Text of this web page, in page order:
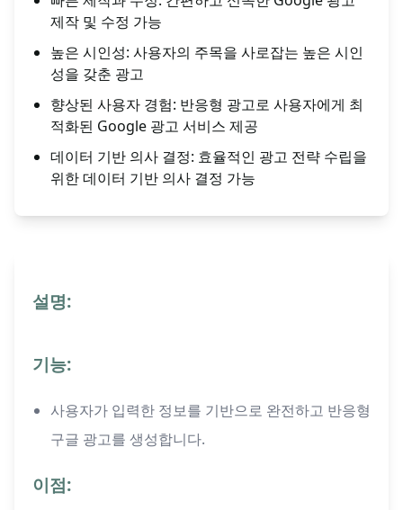
제작 및 수정 가능
높은 시인성: 사용자의 주목을 사로잡는 높은 시인
성을 갖춘 광고
향상된 사용자 경험: 반응형 광고로 사용자에게 최
적화된 Google 광고 서비스 제공
데이터 기반 의사 결정: 효율적인 광고 전략 수립을
위한 데이터 기반 의사 결정 가능
설명:
기능:
사용자가 입력한 정보를 기반으로 완전하고 반응형
구글 광고를 생성합니다.
이점: